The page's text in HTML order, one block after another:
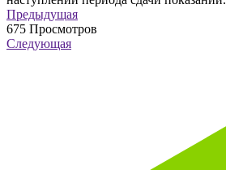
Предыдущая
675 Просмотров
Следующая